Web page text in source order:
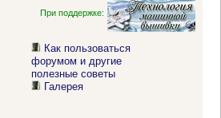
При поддержке:
Как пользоваться
форумом и другие
полезные советы
Галерея